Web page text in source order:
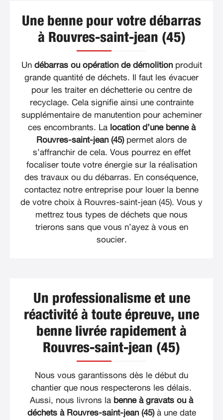
Une benne pour votre débarras
à Rouvres-saint-jean (45)
Un débarras ou opération de démolitionproduit
grande quantité de déchets. Il faut les évacuer
pour les traiter en déchetterie ou centre de
recyclage. Cela signifie ainsi une contrainte
supplémentaire de manutention pour acheminer
ces encombrants. La location d’une benne à
Rouvres-saint-jean (45)permet alors de
s’affranchir de cela. Vous pourrez en effet
focaliser toute votre énergie sur la réalisation
des travaux ou du débarras. En conséquence,
contactez notre entreprise pour louer la benne
de votre choix à Rouvres-saint-jean (45). Vous y
mettrez tous types de déchets que nous
trierons sans que vous n’ayez à vous en
soucier.
Un professionalisme et une
réactivité à toute épreuve, une
benne livrée rapidement à
Rouvres-saint-jean (45)
Nous vous garantissons dès le début du
chantier que nous respecterons les délais.
Aussi, nous livrons la benne à gravats ou à
déchets à Rouvres-saint-jean (45)à une date